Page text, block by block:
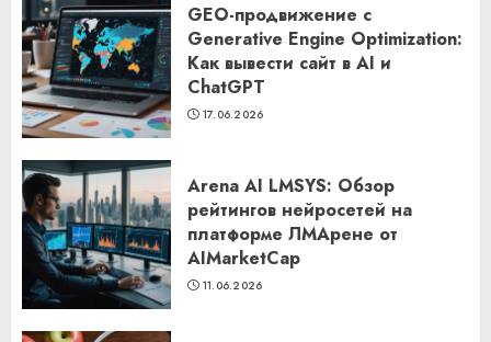
GEO-продвижение с
Generative Engine Optimization:
Как вывести сайт в AI и
ChatGPT
17.06.2026
Arena AI LMSYS: Обзор
рейтингов нейросетей на
платформе ЛМАрене от
AIMarketCap
11.06.2026